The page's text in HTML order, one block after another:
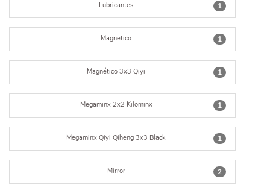
1
Lubricantes
1
Magnetico
1
Magnético 3x3 Qiyi
1
Megaminx 2x2 Kilominx
1
Megaminx Qiyi Qiheng 3x3 Black
2
Mirror